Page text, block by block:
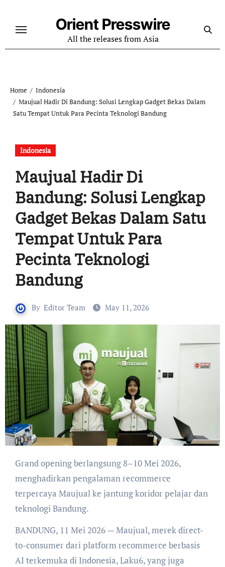
content
Orient Presswire
All the releases from Asia
Home
Indonesia
Maujual Hadir Di Bandung: Solusi Lengkap Gadget Bekas Dalam
Satu Tempat Untuk Para Pecinta Teknologi Bandung
Indonesia
Maujual Hadir Di
Bandung: Solusi Lengkap
Gadget Bekas Dalam Satu
Tempat Untuk Para
Pecinta Teknologi
Bandung
By Editor Team May 11, 2026
Grand opening berlangsung 8–10 Mei 2026,
menghadirkan pengalaman recommerce
terpercaya Maujual ke jantung koridor pelajar dan
teknologi Bandung.
BANDUNG, 11 Mei 2026 — Maujual, merek direct-
to-consumer dari platform recommerce berbasis
AI terkemuka di Indonesia, Laku6, yang juga